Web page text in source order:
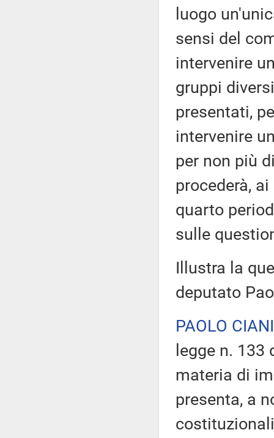
luogo
sensi del
intervenire
gruppi
presentati,
intervenire
per non più
procederà,
quarto
sulle
Illustra la
deputato
PAOLO CIANI
legge n.
materia di
presenta, a